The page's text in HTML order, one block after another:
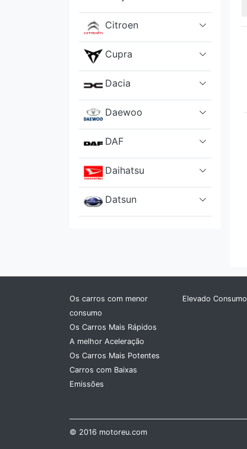
Citroen
Cupra
Dacia
Daewoo
DAF
Daihatsu
Datsun
Ferrari
Fiat
Ford
Os carros com menor
consumo
Os Carros Mais Rápidos
A melhor Aceleração
Os Carros Mais Potentes
Carros com Baixas
Emissões
Elevado Consumo
© 2016 motoreu.com